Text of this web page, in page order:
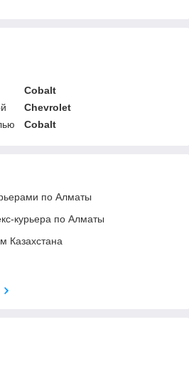
Cobalt
Chevrolet
Cobalt
по Алматы
курьера по Алматы
Казахстана